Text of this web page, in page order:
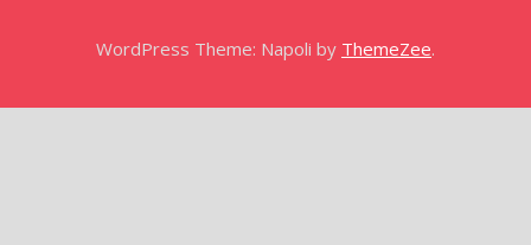
WordPress Theme: Napoli by ThemeZee.